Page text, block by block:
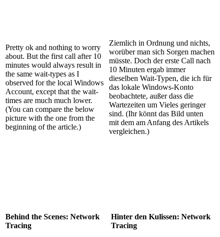
Pretty ok and nothing to worry
about. But the first call after 10
minutes would always result in
the same wait-types as I
observed for the local Windows
Account, except that the wait-
times are much much lower.
(You can compare the below
picture with the one from the
beginning of the article.)
Ziemlich in Ordnung und nichts,
worüber man sich Sorgen machen
müsste. Doch der erste Call nach
10 Minuten ergab immer
dieselben Wait-Typen, die ich für
das lokale Windows-Konto
beobachtete, außer dass die
Wartezeiten um Vieles geringer
sind. (Ihr könnt das Bild unten
mit dem am Anfang des Artikels
vergleichen.)
Behind the Scenes: Network
Tracing
Hinter den Kulissen: Network
Tracing